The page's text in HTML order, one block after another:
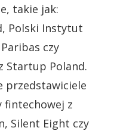
takie jak:
Polski Instytut
czy
Startup Poland.
przedstawiciele
fintechowej z
Silent Eight czy